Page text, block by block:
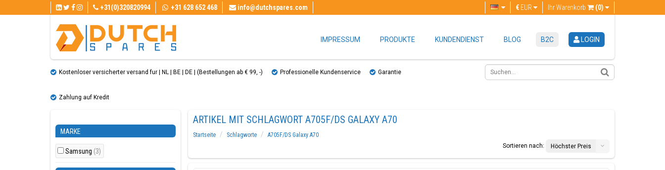
+31(0)320820994 +31 628 652 468 info@dutchspares.com Ihr Warenkorb (0)
€ EUR
IMPRESSUM PRODUKTE KUNDENDIENST BLOG B2C LOGIN
Kostenloser versicherter versand fur | NL | BE | DE | (Bestellungen ab € 99, ​​-) Professionelle Kundenservice Garantie
Zahlung auf Kredit
MARKE
Samsung (3)
ARTIKEL MIT SCHLAGWORT A705F/DS GALAXY A70
Startseite Schlagworte
A705F/DS Galaxy A70
Sortieren nach:
Höchster Preis